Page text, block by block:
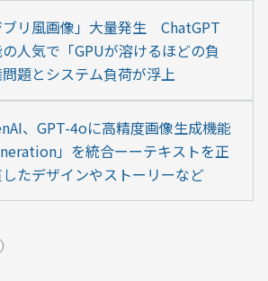
リ風画像」大量発生　ChatGPT
人気で「GPUが溶けるほどの負
題とシステム負荷が浮上
、GPT-4oに高精度画像生成機能
」を統合ーーテキストを正
たデザインやストーリーなど